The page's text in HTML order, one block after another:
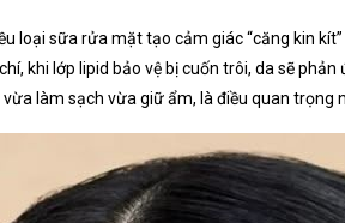
loại sữa rửa mặt tạo cảm giác “căng kin
khi lớp lipid bảo vệ bị cuốn trôi, da sẽ
làm sạch vừa giữ ẩm, là điều quan trọng